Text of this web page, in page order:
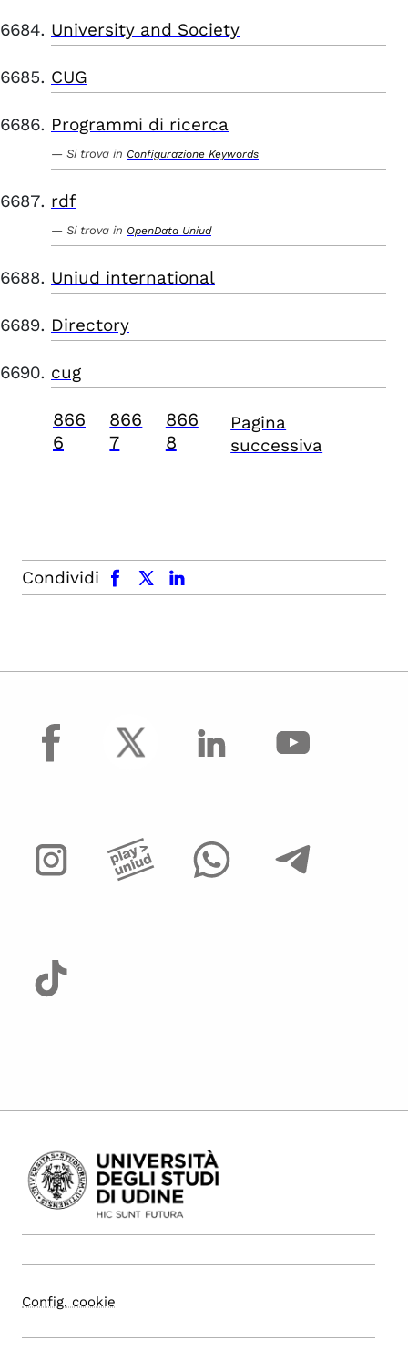
University and Society
CUG
Programmi di ricerca
Si trova in Configurazione Keywords
rdf
Si trova in OpenData Uniud
Uniud international
Directory
cug
866
6
866
7
866
8
Pagina
successiva
Condividi
facebook x.com linkedin
facebook
Config. cookie